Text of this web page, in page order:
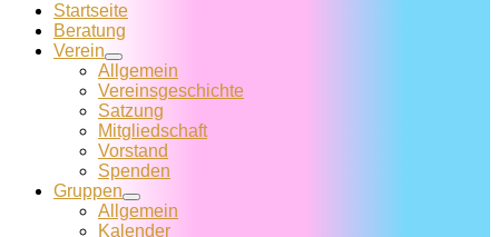
Startseite
Beratung
Verein
Allgemein
Vereins­geschichte
Satzung
Mitglied­schaft
Vorstand
Spenden
Gruppen
Allgemein
Kalender